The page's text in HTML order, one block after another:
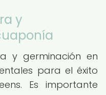
y
y germinación en
para el éxito
Es importante